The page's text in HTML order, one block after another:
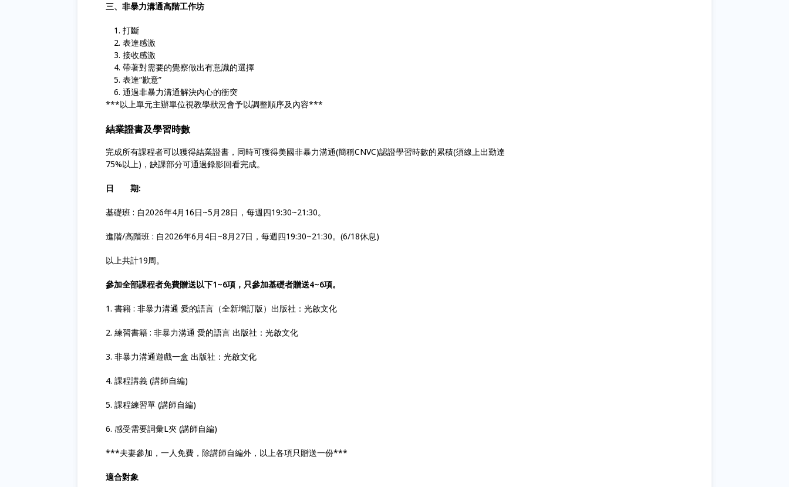
三、非暴力溝通高階工作坊
打斷
表達感激
接收感激
帶著對需要的覺察做出有意識的選擇
表達“歉意”
通過非暴力溝通解決內心的衝突
***以上單元主辦單位視教學狀況會予以調整順序及內容***
結業證書及學習時數
完成所有課程者可以獲得結業證書，同時可獲得美國非暴力溝通(簡稱CNVC)認證學習時數的累積(須線上出勤達
75%以上)，缺課部分可通過錄影回看完成。
日 期:
基礎班 : 自2026年4月16日~5月28日，每週四19:30~21:30。
進階/高階班 : 自2026年6月4日~8月27日，每週四19:30~21:30。(6/18休息)
以上共計19周。
參加全部課程者免費贈送以下1~6項，只參加基礎者贈送4~6項。
1. 書籍 : 非暴力溝通 愛的語言（全新增訂版）出版社：光啟文化
2. 練習書籍 : 非暴力溝通 愛的語言 出版社：光啟文化
3. 非暴力溝通遊戲一盒 出版社：光啟文化
4. 課程講義 (講師自編)
5. 課程練習單 (講師自編)
6. 感受需要詞彙L夾 (講師自編)
***夫妻參加，一人免費，除講師自編外，以上各項只贈送一份***
適合對象